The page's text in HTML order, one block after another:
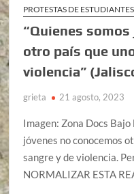
PROTESTAS DE ESTUDIANTES
“Quienes
otro país que
violencia”
grieta 21 agosto, 2023
Imagen: Zona Docs Bajo
jóvenes no conocemos
sangre y de violencia.
NORMALIZAR ESTA